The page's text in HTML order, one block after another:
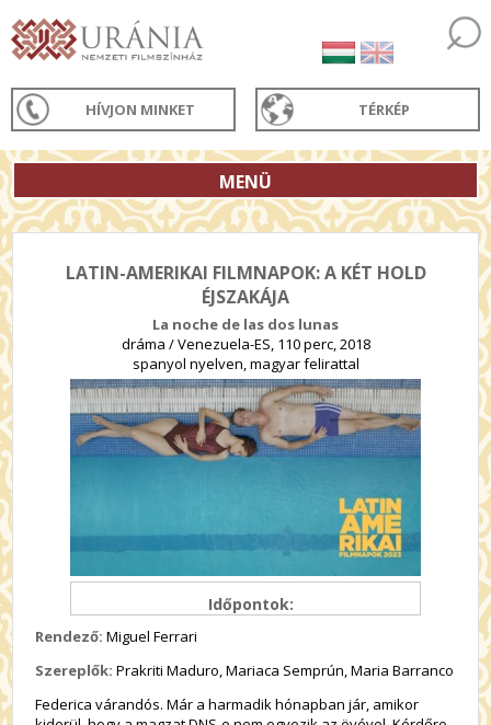
HÍVJON MINKET TÉRKÉP
MENÜ
LATIN-AMERIKAI FILMNAPOK: A KÉT HOLD
ÉJSZAKÁJA
La noche de las dos lunas
dráma / Venezuela-ES, 110 perc, 2018
spanyol nyelven, magyar felirattal
Időpontok:
Rendező: Miguel Ferrari
Szereplők: Prakriti Maduro, Mariaca Semprún, Maria Barranco
Federica várandós. Már a harmadik hónapban jár, amikor